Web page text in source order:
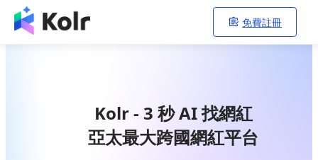
免費註冊
Kolr - 3 秒 AI 找網紅
亞太最大跨國網紅平台